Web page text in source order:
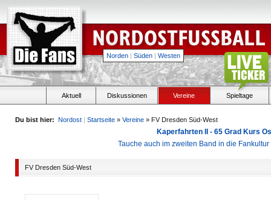
Norden | Süden | Westen
Aktuell Diskussionen Vereine Spieltage
Du bist hier: Nordost | Startseite » Vereine » FV Dresden Süd-West
Kaperfahrten II - 65 Grad Kurs
Tauche auch im zweiten Band in die
FV Dresden Süd-West